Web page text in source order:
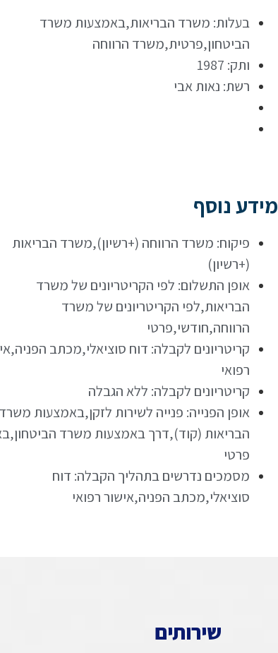
בעלות: משרד הבריאות,באמצעות משרד
הביטחון,פרטית,משרד הרווחה
ותק: 1987
רשת: נאות אבי
מידע נוסף
פיקוח: משרד הרווחה (+רשיון),משרד הבריאות
(+רשיון)
אופן התשלום: לפי הקריטריונים של משרד
הבריאות,לפי הקריטריונים של משרד
הרווחה,חודשי,פרטי
קריטריונים לקבלה: דוח סוציאלי,מכתב
רפואי
קריטריונים לקבלה: ללא הגבלה
אופן הפנייה: פנייה לשירות לזקן,באמצעות משרד
הבריאות (קוד),דרך באמצעות משרד
פרטי
מסמכים נדרשים בתהליך הקבלה: דוח
סוציאלי,מכתב הפניה,אישור רפואי
שירותים